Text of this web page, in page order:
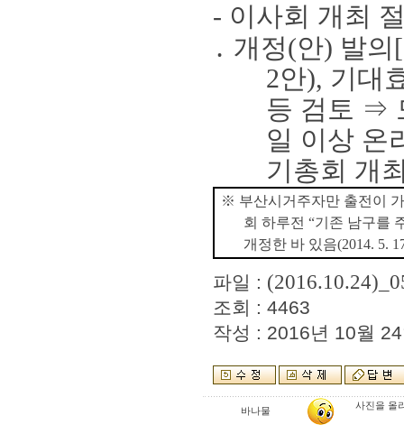
- 이사회 개최
․ 개정(안) 발의 [
2안), 기대
등 검토 ⇒
일 이상 온
기총회 개
※ 부산시거주자만 출전이
회 하루전 “기존 남구를
개정한 바 있음(2014. 5.
파일 :
조회 : 4463
작성 : 2016년 10월
바나물 사진을 올